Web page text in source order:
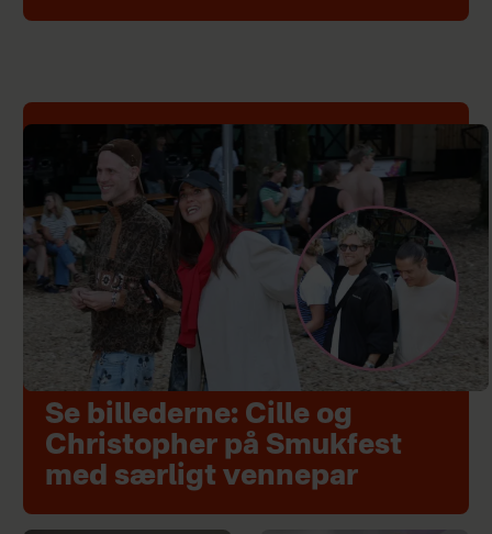
Se billederne: Cille og
Christopher på Smukfest
med særligt vennepar